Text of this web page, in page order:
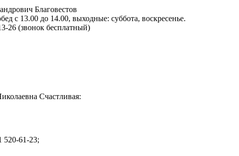
Благовестов
с 13.00 до 14.00, выходные: суббота, воскресенье.
26 (звонок бесплатный)
Счастливая:
520-61-23;